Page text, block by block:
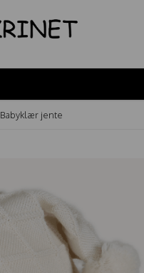
Babyklær jente